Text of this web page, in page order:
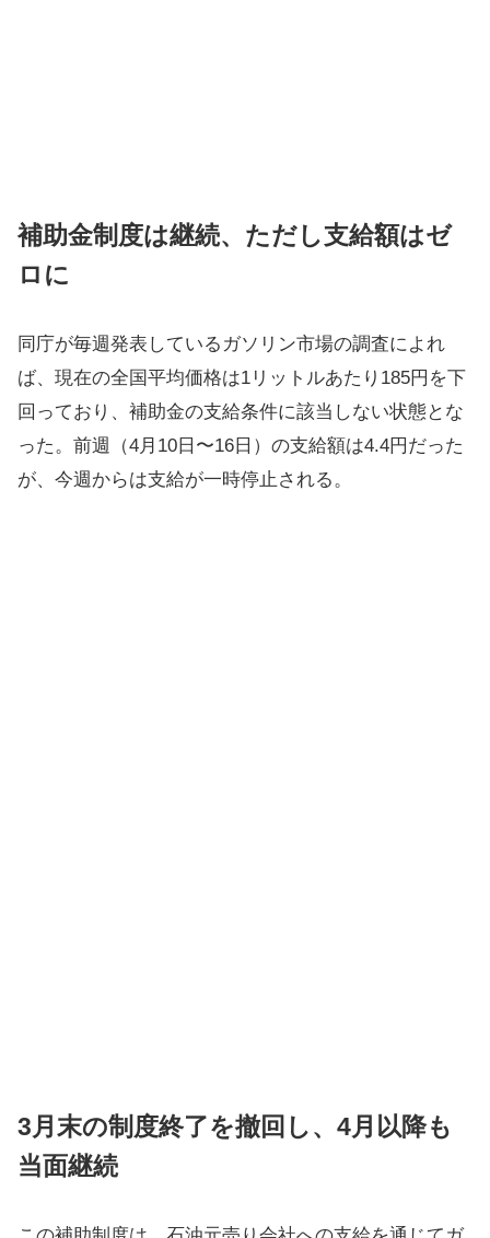
補助金制度は継続、ただし支給額はゼ
ロに
同庁が毎週発表しているガソリン市場の調査によれ
ば、現在の全国平均価格は1リットルあたり185円を下
回っており、補助金の支給条件に該当しない状態とな
った。前週（4月10日〜16日）の支給額は4.4円だった
が、今週からは支給が一時停止される。
3月末の制度終了を撤回し、4月以降も
当面継続